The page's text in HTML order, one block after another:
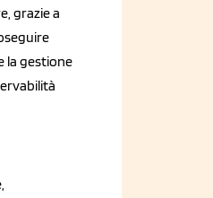
grazie a
la gestione